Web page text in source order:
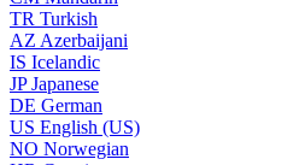
TR Turkish
AZ Azerbaijani
IS Icelandic
JPJapanese
DE German
US English (US)
NO Norwegian